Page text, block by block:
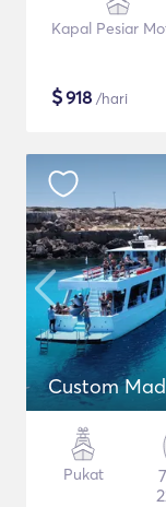
Kapal Pesiar
$918 /hari
Custom
Pukat